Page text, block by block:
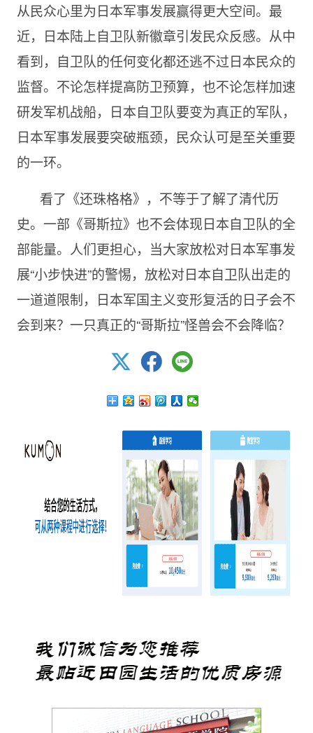
从民众心里为日本军事发展赢得更大空间。最
近，日本陆上自卫队新徽章引发民众反感。从中
看到，自卫队的任何变化都还逃不过日本民众的
监督。不论怎样提高防卫预算，也不论怎样加速
研发军机战船，日本自卫队要变为真正的军队，
日本军事发展要突破瓶颈，民众认可是至关重要
的一环。
看了《还珠格格》，不等于了解了清代历
史。一部《哥斯拉》也不会体现日本自卫队的全
部能量。人们更担心，当大家放松对日本军事发
展“小步快进”的警惕，放松对日本自卫队出走的
一道道限制，日本军国主义变形复活的日子会不
会到来？一只真正的“哥斯拉”怪兽会不会降临？